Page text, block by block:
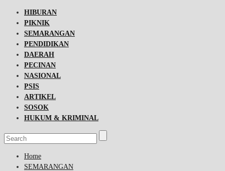
HIBURAN
PIKNIK
SEMARANGAN
PENDIDIKAN
DAERAH
PECINAN
NASIONAL
PSIS
ARTIKEL
SOSOK
HUKUM & KRIMINAL
Home
SEMARANGAN